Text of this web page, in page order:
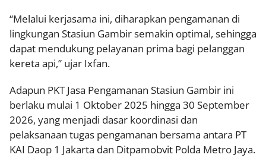
“Melalui kerjasama ini, diharapkan pengamanan di
lingkungan Stasiun Gambir semakin optimal, sehingga
dapat mendukung pelayanan prima bagi pelanggan
kereta api,” ujar Ixfan.
Adapun PKT Jasa Pengamanan Stasiun Gambir ini
berlaku mulai 1 Oktober 2025 hingga 30 September
2026, yang menjadi dasar koordinasi dan
pelaksanaan tugas pengamanan bersama antara PT
KAI Daop 1 Jakarta dan Ditpamobvit Polda Metro Jaya.